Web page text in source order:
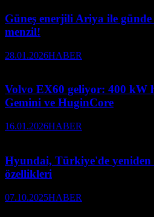
Güneş enerjili Ariya ile
menzil!
28.01.2026HABER
Volvo EX60 geliyor: 400 kW
Gemini ve HuginCore
16.01.2026HABER
Hyundai, Türkiye'de yeniden
özellikleri
07.10.2025HABER